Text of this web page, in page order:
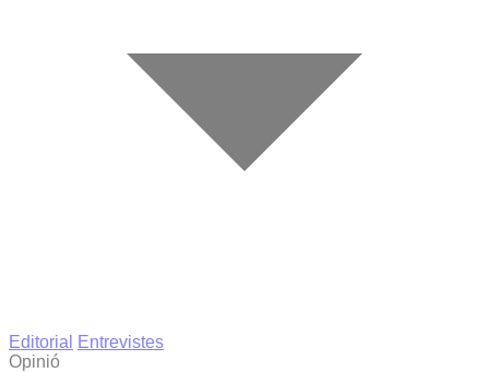
Editorial
Entrevistes
Opinió